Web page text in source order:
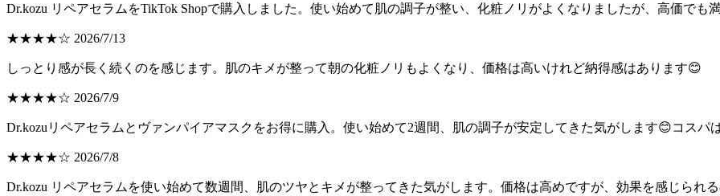
Dr.kozu リペアセラムをTikTok Shopで購入しました。使い始めて肌の調子が整い、化粧ノリがよくなりましたが、高価でも
★★★★☆ 2026/7/13
しっとり感が長く続くのを感じます。肌のキメが整って朝の化粧ノリもよくなり、価格は高いけれど納得感はあります😊
★★★★☆ 2026/7/9
Dr.kozuリペアセラムとヴァンパイアマスクをお得に購入。使い始めて2週間、肌の調子が安定してきた気がします😊コスパ
★★★★☆ 2026/7/8
Dr.kozu リペアセラムを使い始めて数週間、肌のツヤとキメが整ってきた気がします。価格は高めですが、効果を感じられ